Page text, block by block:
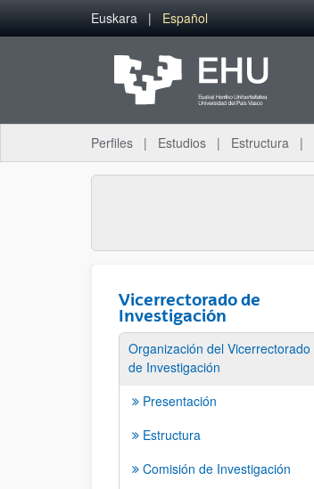
Saltar al contenido principal
Euskara Español
Perfiles Estudios Estructura
Vicerrectorado de
Investigación
Organización del Vicerrectorado
de Investigación
Presentación
Estructura
Comisión de Investigación